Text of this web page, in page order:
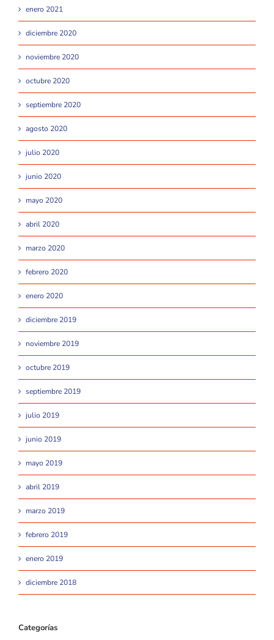
enero 2021
diciembre 2020
noviembre 2020
octubre 2020
septiembre 2020
agosto 2020
julio 2020
junio 2020
mayo 2020
abril 2020
marzo 2020
febrero 2020
enero 2020
diciembre 2019
noviembre 2019
octubre 2019
septiembre 2019
julio 2019
junio 2019
mayo 2019
abril 2019
marzo 2019
febrero 2019
enero 2019
diciembre 2018
Categorías